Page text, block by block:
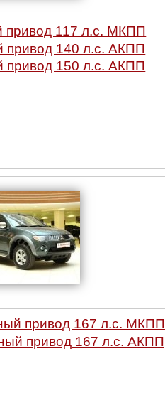
привод 117 л.с. МКПП
привод 140 л.с. АКПП
привод 150 л.с. АКПП
привод 167 л.с. МКПП
привод 167 л.с. АКПП